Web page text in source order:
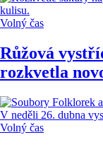
Volný čas
Růžová
rozkvetla
Volný čas